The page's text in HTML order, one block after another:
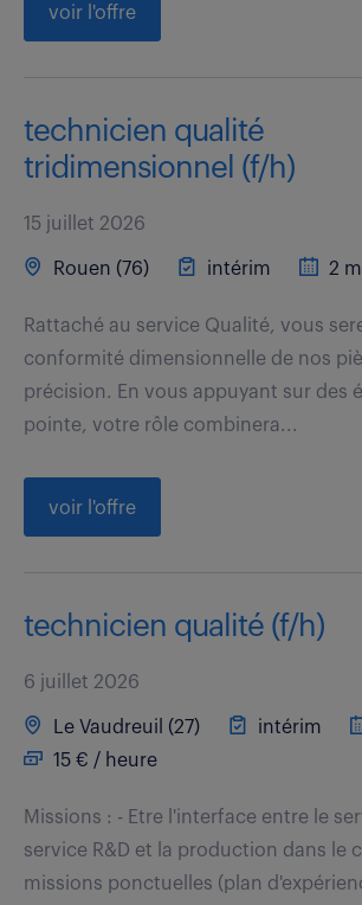
voir l'offre
technicien qualité
tridimensionnel (f/h)
15 juillet 2026
Rouen (76) intérim 2
Rattaché au service Qualité, vous
conformité dimensionnelle de nos
précision. En vous appuyant sur des
pointe, votre rôle combinera...
voir l'offre
technicien qualité (f/h)
6 juillet 2026
Le Vaudreuil (27) intérim
15 € / heure
Missions : - Etre l'interface entre le
service R&D et la production dans le
missions ponctuelles (plan